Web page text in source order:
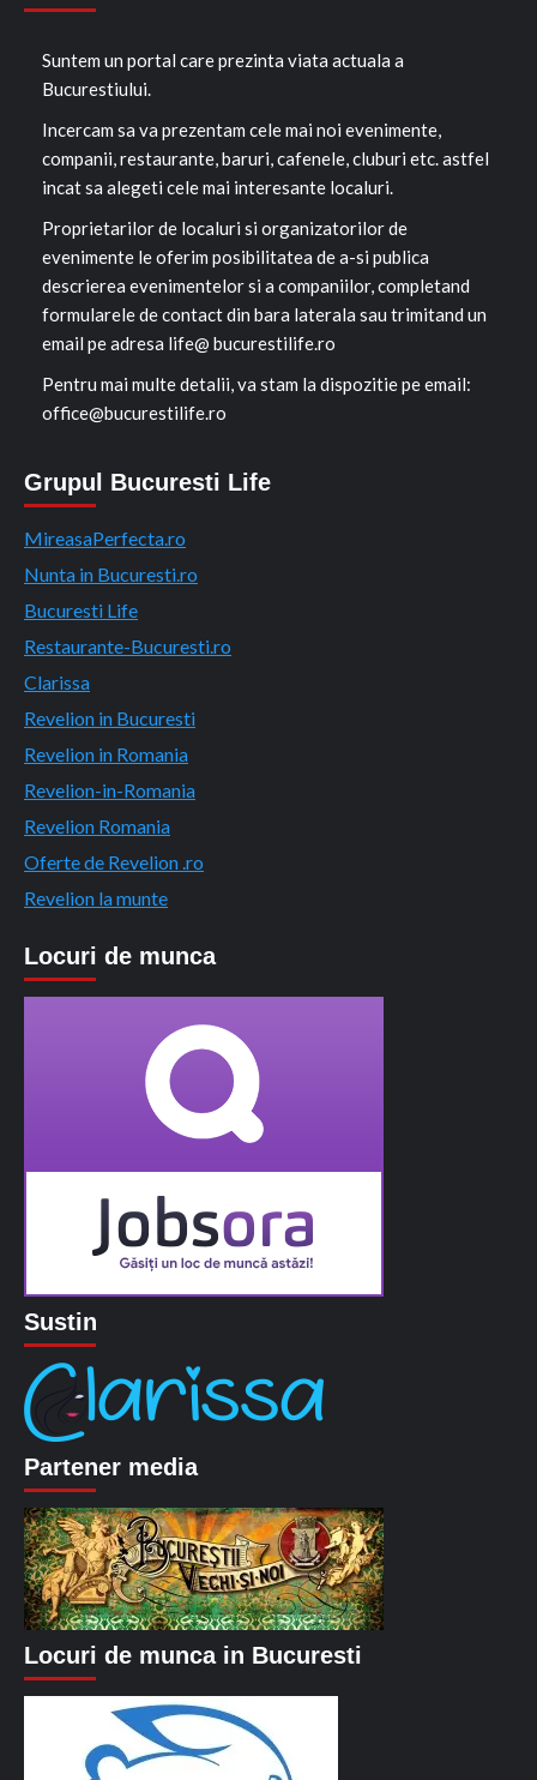
Suntem un portal care prezinta viata actuala a
Bucurestiului.
Incercam sa va prezentam cele mai noi evenimente,
companii, restaurante, baruri, cafenele, cluburi etc. astfel
incat sa alegeti cele mai interesante localuri.
Proprietarilor de localuri si organizatorilor de
evenimente le oferim posibilitatea de a-si publica
descrierea evenimentelor si a companiilor, completand
formularele de contact din bara laterala sau trimitand un
email pe adresa life@ bucurestilife.ro
Pentru mai multe detalii, va stam la dispozitie pe email:
office@bucurestilife.ro
Grupul Bucuresti Life
MireasaPerfecta.ro
Nunta in Bucuresti.ro
Bucuresti Life
Restaurante-Bucuresti.ro
Clarissa
Revelion in Bucuresti
Revelion in Romania
Revelion-in-Romania
Revelion Romania
Oferte de Revelion .ro
Revelion la munte
Locuri de munca
Sustin
Partener media
Locuri de munca in Bucuresti